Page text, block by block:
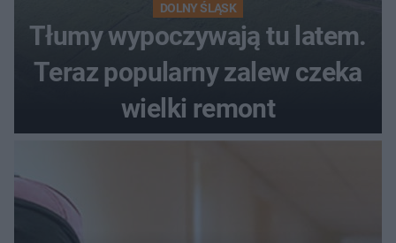
DOLNY ŚLĄSK
Tłumy wypoczywają tu latem.
Teraz popularny zalew czeka
wielki remont